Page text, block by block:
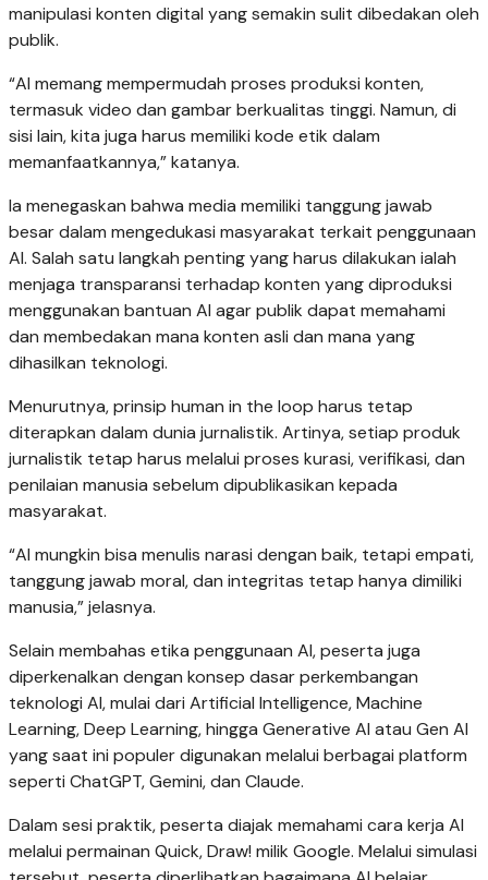
manipulasi konten digital yang semakin sulit dibedakan oleh
publik.
“AI memang mempermudah proses produksi konten,
termasuk video dan gambar berkualitas tinggi. Namun, di
sisi lain, kita juga harus memiliki kode etik dalam
memanfaatkannya,” katanya.
Ia menegaskan bahwa media memiliki tanggung jawab
besar dalam mengedukasi masyarakat terkait penggunaan
AI. Salah satu langkah penting yang harus dilakukan ialah
menjaga transparansi terhadap konten yang diproduksi
menggunakan bantuan AI agar publik dapat memahami
dan membedakan mana konten asli dan mana yang
dihasilkan teknologi.
Menurutnya, prinsip human in the loop harus tetap
diterapkan dalam dunia jurnalistik. Artinya, setiap produk
jurnalistik tetap harus melalui proses kurasi, verifikasi, dan
penilaian manusia sebelum dipublikasikan kepada
masyarakat.
“AI mungkin bisa menulis narasi dengan baik, tetapi empati,
tanggung jawab moral, dan integritas tetap hanya dimiliki
manusia,” jelasnya.
Selain membahas etika penggunaan AI, peserta juga
diperkenalkan dengan konsep dasar perkembangan
teknologi AI, mulai dari Artificial Intelligence, Machine
Learning, Deep Learning, hingga Generative AI atau Gen AI
yang saat ini populer digunakan melalui berbagai platform
seperti ChatGPT, Gemini, dan Claude.
Dalam sesi praktik, peserta diajak memahami cara kerja AI
melalui permainan Quick, Draw! milik Google. Melalui simulasi